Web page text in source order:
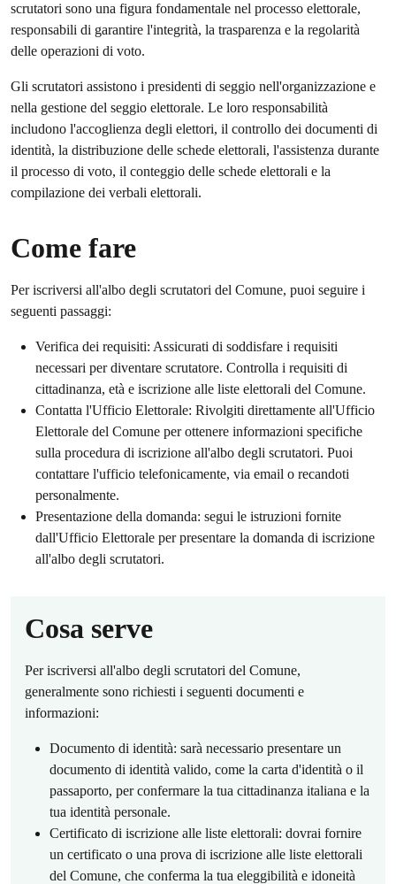
scrutatori sono una figura fondamentale nel processo elettorale,
responsabili di garantire l'integrità, la trasparenza e la regolarità
delle operazioni di voto.
Gli scrutatori assistono i presidenti di seggio nell'organizzazione e
nella gestione del seggio elettorale. Le loro responsabilità
includono l'accoglienza degli elettori, il controllo dei documenti di
identità, la distribuzione delle schede elettorali, l'assistenza durante
il processo di voto, il conteggio delle schede elettorali e la
compilazione dei verbali elettorali.
Come fare
Per iscriversi all'albo degli scrutatori del Comune, puoi seguire i
seguenti passaggi:
Verifica dei requisiti: Assicurati di soddisfare i requisiti
necessari per diventare scrutatore. Controlla i requisiti di
cittadinanza, età e iscrizione alle liste elettorali del Comune.
Contatta l'Ufficio Elettorale: Rivolgiti direttamente all'Ufficio
Elettorale del Comune per ottenere informazioni specifiche
sulla procedura di iscrizione all'albo degli scrutatori. Puoi
contattare l'ufficio telefonicamente, via email o recandoti
personalmente.
Presentazione della domanda: segui le istruzioni fornite
dall'Ufficio Elettorale per presentare la domanda di iscrizione
all'albo degli scrutatori.
Cosa serve
Per iscriversi all'albo degli scrutatori del Comune,
generalmente sono richiesti i seguenti documenti e
informazioni:
Documento di identità: sarà necessario presentare un
documento di identità valido, come la carta d'identità o il
passaporto, per confermare la tua cittadinanza italiana e la
tua identità personale.
Certificato di iscrizione alle liste elettorali: dovrai fornire
un certificato o una prova di iscrizione alle liste elettorali
del Comune, che conferma la tua eleggibilità e idoneità